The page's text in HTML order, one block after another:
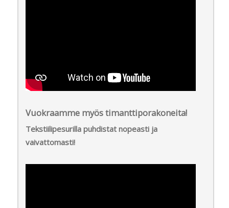
Vuokraamme myös timanttiporakoneita!
Tekstiilipesurilla puhdistat nopeasti ja
vaivattomasti!